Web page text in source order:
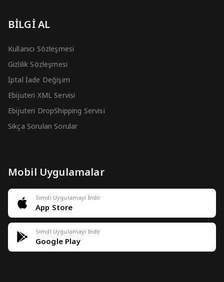
BİLGİ AL
Kullanıcı Sözleşmesi
Gizlilik Sözleşmesi
İptal İade Değişim
Ebijuteri XML Servisi
Ebijuteri DropShipping Servisi
Sıkça Sorulan Sorular
Mobil Uygulamalar
Simdi Uygulamayi Indir
App Store
Simdi Uygulamayi Indir
Google Play